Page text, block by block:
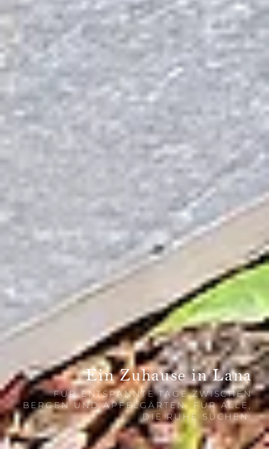
Ein Zuhause in Lana
FÜR ENTSPANNTE TAGE ZWISCHEN
BERGEN UND APFELGÄRTEN, FÜR ALLE,
DIE RUHE SUCHEN.